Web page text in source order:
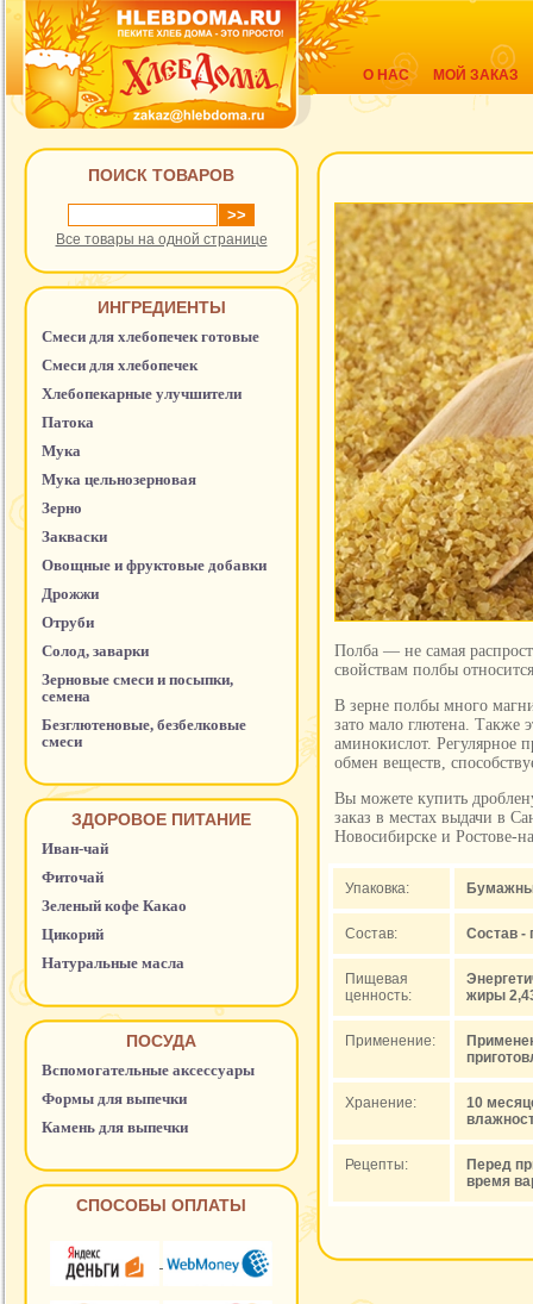
О НАС МОЙ ЗАКАЗ
ПОИСК ТОВАРОВ
Все товары на одной странице
ИНГРЕДИЕНТЫ
Смеси для хлебопечек готовые
Смеси для хлебопечек
Хлебопекарные улучшители
Патока
Мука
Мука цельнозерновая
Зерно
Закваски
Овощные и фруктовые добавки
Дрожжи
Отруби
Солод, заварки
Зерновые смеси и посыпки,
семена
Безглютеновые, безбелковые
смеси
ЗДОРОВОЕ ПИТАНИЕ
Иван-чай
Фиточай
Зеленый кофе Какао
Цикорий
Натуральные масла
ПОСУДА
Вспомогательные аксессуары
Формы для выпечки
Камень для выпечки
СПОСОБЫ ОПЛАТЫ
Полба — не самая
свойствам полбы
В зерне полбы много
зато мало глютена. Также
аминокислот. Регулярное
обмен веществ,
Вы можете купить
заказ в местах выдачи в
Новосибирске и Ростове-
Упаковка:
Состав: Состав -
Пищевая
ценность:
жиры
Применение:
Хранение:
10
Рецепты:
Перед
время